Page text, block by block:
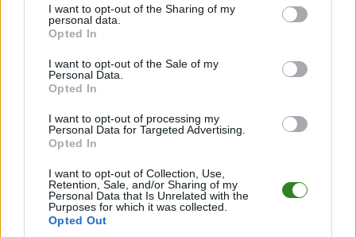
not limited to your visit or usage behaviour. You may click to
grant or deny consent to Google and its third-party tags to
use your data for below specified purposes in below Google
consent section.
I want to opt-out of the Sharing of my
personal data.
Opted In
I want to opt-out of the Sale of my
Personal Data.
Opted In
I want to opt-out of processing my
Personal Data for Targeted Advertising.
Opted In
I want to opt-out of Collection, Use,
Retention, Sale, and/or Sharing of my
Personal Data that Is Unrelated with the
Purposes for which it was collected.
Opted Out
Śledź mecze swojej drużyny
Jeśli jesteś kibicem klubu KS Szówsko lub MKS Radymno - zaglądaj tutaj
meczów, wynikach, transferach i newsach klubowych
PodkarpacieLive.pl to największa baza
piłkarskichw województwie. Sprawdź nasze relacje, śledź ulubioną ligę i
Analiza przed meczem: KS Szówsko vs MKS Radymno
Jarosław > Klasa A. Spotkanie zostanie rozegrane w dniu 04 kwietnia 2026.
Początek meczu o godz. 10:00.
KS Szówskoprzystępuje do tego spotkania w roli gospodarza. Jak
drużyna radzi sobie w sezonie 2025/2026 rozgrywek Jarosław > Klasa A